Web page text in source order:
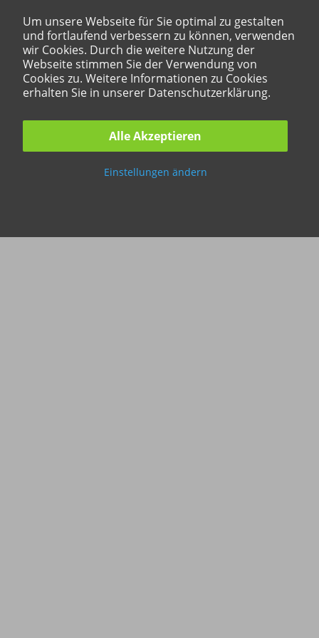
Um unsere Webseite für Sie optimal zu gestalten
und fortlaufend verbessern zu können, verwenden
wir Cookies. Durch die weitere Nutzung der
Webseite stimmen Sie der Verwendung von
Cookies zu. Weitere Informationen zu Cookies
erhalten Sie in unserer Datenschutzerklärung.
Alle Akzeptieren
Einstellungen ändern